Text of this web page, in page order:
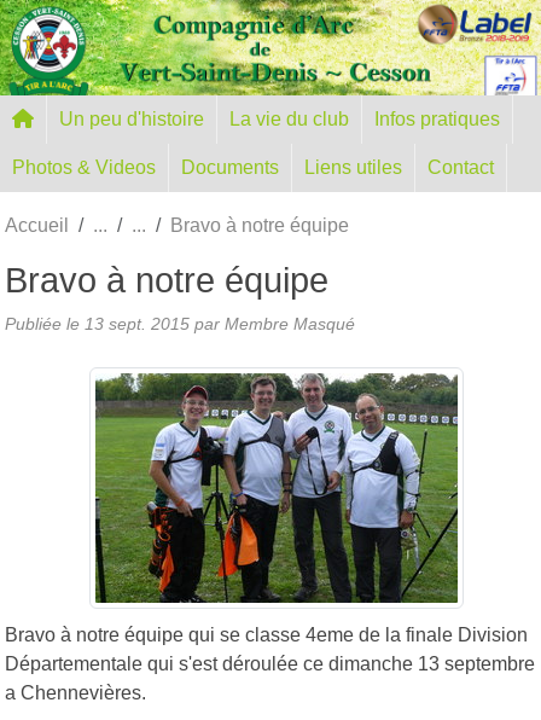
Un peu d'histoire La vie du club Infos pratiques
Photos & Videos Documents Liens utiles Contact
Accueil Bravo à notre équipe
Bravo à notre équipe
Publiée le 13 sept. 2015 par Membre Masqué
Bravo à notre équipe qui se classe 4eme de la finale Division
Départementale qui s'est déroulée ce dimanche 13 septembre
a Chennevières.
Panneau de gestion des cookies